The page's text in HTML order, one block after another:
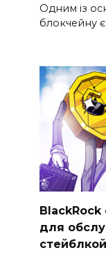
Одним із
блокчейну є
для